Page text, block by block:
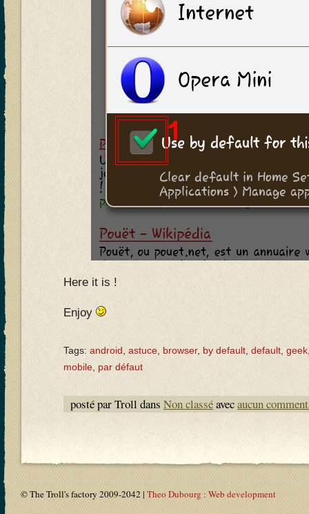
Here it is !
Enjoy
Tags: android astuce browser, by default default geek
mobile par défaut
posté par Troll dans Non classéavecaucun
© The Troll's factory 2009-2042 | Theo Dubourg : Web development